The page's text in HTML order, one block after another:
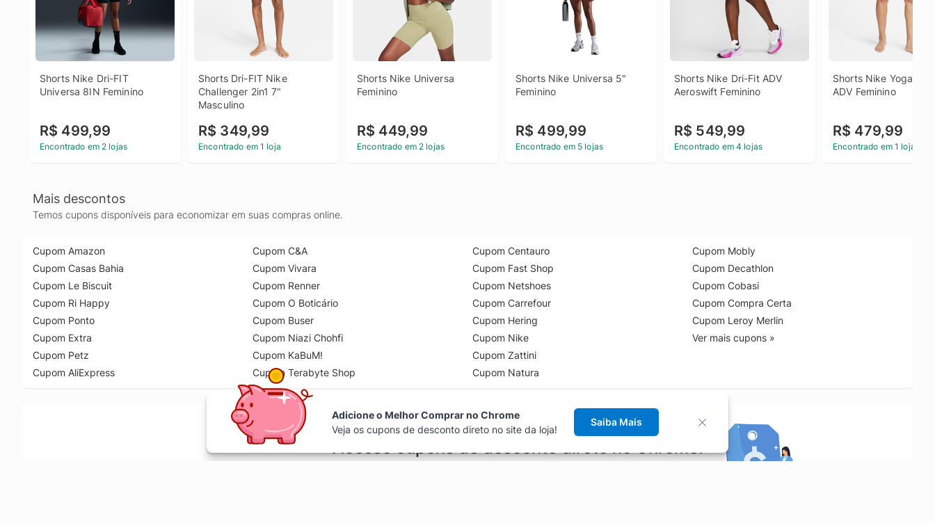
Shorts Nike Dri-FIT
Universa 8IN Feminino
R$ 499,99
Encontrado em 2 lojas
Shorts Dri-FIT Nike
Challenger 2in1 7"
Masculino
R$ 349,99
Encontrado em 1 loja
Shorts Nike Universa
Feminino
R$ 449,99
Encontrado em 2 lojas
Shorts Nike Universa 5"
Feminino
R$ 499,99
Encontrado em 5 lojas
Shorts Nike Dri-Fit ADV
Aeroswift Feminino
R$ 549,99
Encontrado em 4 lojas
Shorts Nike Yoga Dri-
ADV Feminino
R$ 479,99
Encontrado em 1 loja
Mais descontos
Temos cupons disponíveis para economizar em suas compras online.
Cupom Amazon
Cupom Casas Bahia
Cupom Le Biscuit
Cupom Ri Happy
Cupom Ponto
Cupom Extra
Cupom Petz
Cupom AliExpress
Cupom C&A
Cupom Vivara
Cupom Renner
Cupom O Boticário
Cupom Buser
Cupom Niazi Chohfi
Cupom KaBuM!
Cupom Terabyte Shop
Cupom Centauro
Cupom Fast Shop
Cupom Netshoes
Cupom Carrefour
Cupom Hering
Cupom Nike
Cupom Zattini
Cupom Natura
Cupom Mobly
Cupom Decathlon
Cupom Cobasi
Cupom Compra Certa
Cupom Leroy Merlin
Ver mais cupons »
Acesse cupons de desconto direto no Chrome!
Adicione o Melhor Comprar no Chrome
Veja os cupons de desconto direto no site da loja!
Saiba Mais